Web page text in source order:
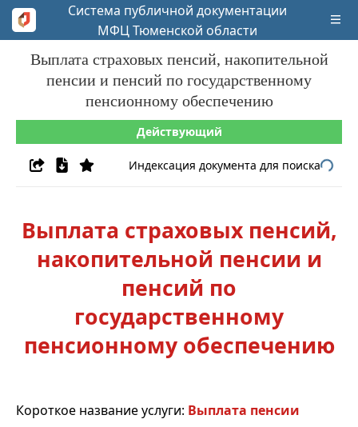
Система публичной документации
МФЦ Тюменской области
Выплата страховых пенсий, накопительной
пенсии и пенсий по государственному
пенсионному обеспечению
Действующий
Индексация документа для поиска
Выплата страховых пенсий,
накопительной пенсии и
пенсий по
государственному
пенсионному обеспечению
Короткое название услуги: Выплата пенсии